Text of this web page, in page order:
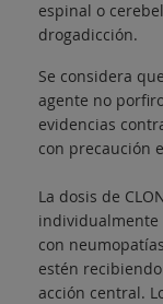
espinal o
drogadicción.
Se considera
agente no
evidencias
con precaución
La dosis de
individualmente
con
estén
acción central.